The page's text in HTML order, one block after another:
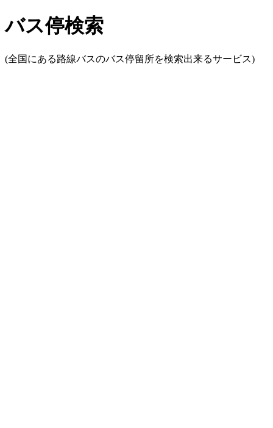
バス停検索
(全国にある路線バスのバス停留所を検索出来るサービス)